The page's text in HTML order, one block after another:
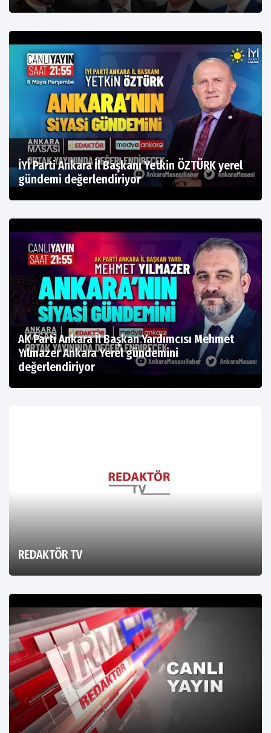
İYİ Parti Ankara İl Başkanı Yetkin ÖZTÜRK yerel
gündemi değerlendiriyor
AK Parti Ankara İl Başkan Yardımcısı Mehmet
Yılmazer Ankara Yerel gündemini
değerlendiriyor
REDAKTÖR TV